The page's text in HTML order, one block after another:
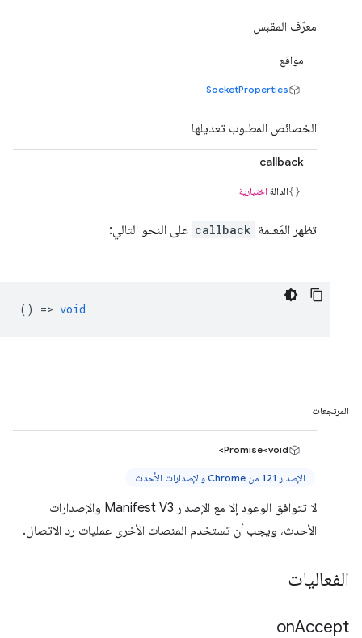
معرّف المقبس
مواقع
SocketProperties
الخصائص المطلوب تعديلها
callback
الدالة اختيارية
تظهر المَعلمة callback على النحو التالي:
() => void
المرتجعات
Promise<void>
الإصدار 121 من Chrome والإصدارات الأحدث
لا تتوافق الوعود إلا مع الإصدار Manifest V3 والإصدارات
الأحدث، ويجب أن تستخدم المنصات الأخرى عمليات رد الاتصال.
الفعاليات
onAccept